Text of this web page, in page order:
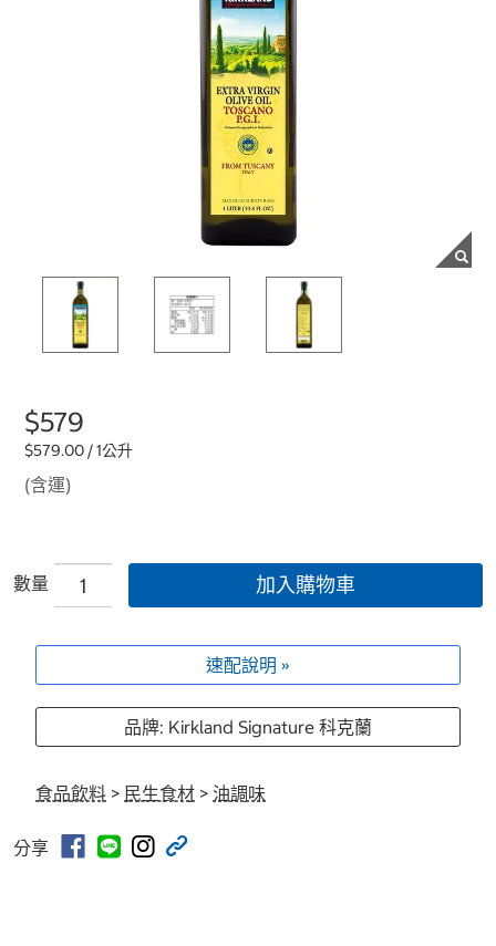
$579
$579.00 / 1公升
(含運)
數量 加入購物車
速配說明 »
品牌: Kirkland Signature 科克蘭
食品飲料 > 民生食材 > 油調味
分享